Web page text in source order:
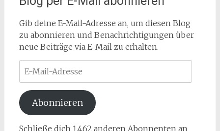
Gib deine E-Mail-Adresse an, um diesen Blog
zu abonnieren und Benachrichtigungen über
neue Beiträge via E-Mail zu erhalten.
Mail-
Adresse
Abonnieren
Schließe dich 1.462 anderen Abonnenten an